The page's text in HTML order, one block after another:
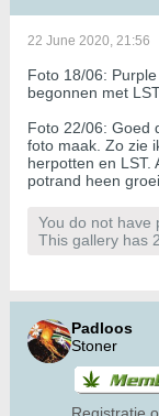
22 June 2020, 21:56
Foto 18/06:
begonnen met
Foto 22/06: Goed
foto maak. Zo zie
herpotten en LST.
potrand heen
You do not have
This gallery has
Padloos
Stoner